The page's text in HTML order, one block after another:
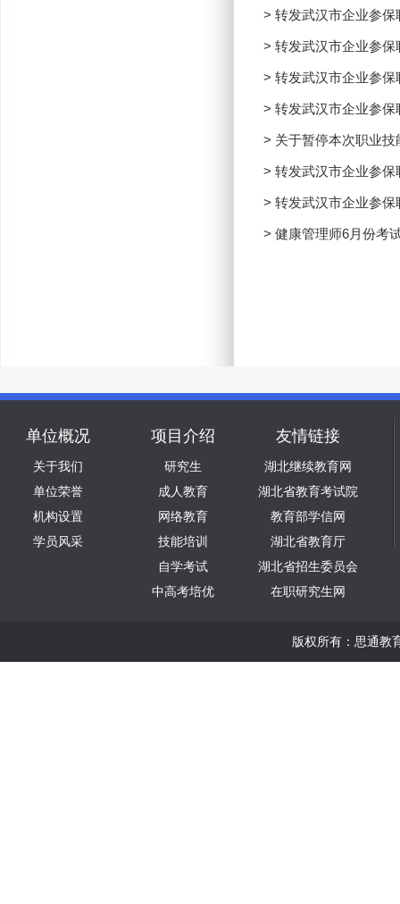
> 转发武汉市企业参
> 转发武汉市企业参
> 转发武汉市企业参
> 转发武汉市企业参
> 关于暂停本次职业
> 转发武汉市企业参
> 转发武汉市企业参
> 健康管理师6月份考
单位概况
关于我们
单位荣誉
机构设置
学员风采
项目介绍
研究生
成人教育
网络教育
技能培训
自学考试
中高考培优
友情链接
湖北继续教育网
湖北省教育考试院
教育部学信网
湖北省教育厅
湖北省招生委员会
在职研究生网
版权所有：思通